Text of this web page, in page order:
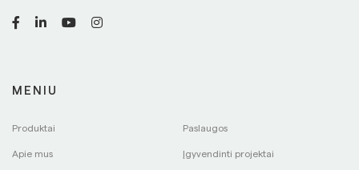
MENIU
Produktai Paslaugos
Apie mus Įgyvendinti projektai